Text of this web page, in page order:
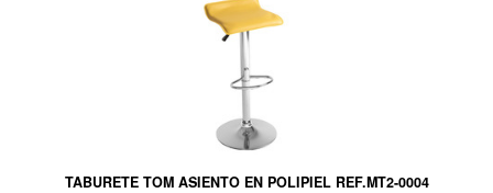
TABURETE TOM ASIENTO EN POLIPIEL REF.MT2-0004